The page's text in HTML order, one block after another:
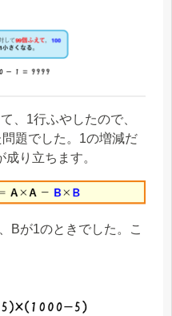
、1行ふやしたので、
題でした。1の増減だ
り立ちます。
Bが1のときでした。こ